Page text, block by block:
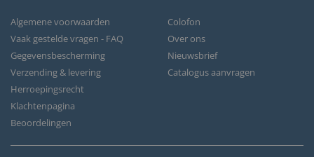
Algemene voorwaarden
Vaak gestelde vragen - FAQ
Gegevensbescherming
Verzending & levering
Herroepingsrecht
Klachtenpagina
Beoordelingen
Colofon
Over ons
Nieuwsbrief
Catalogus aanvragen